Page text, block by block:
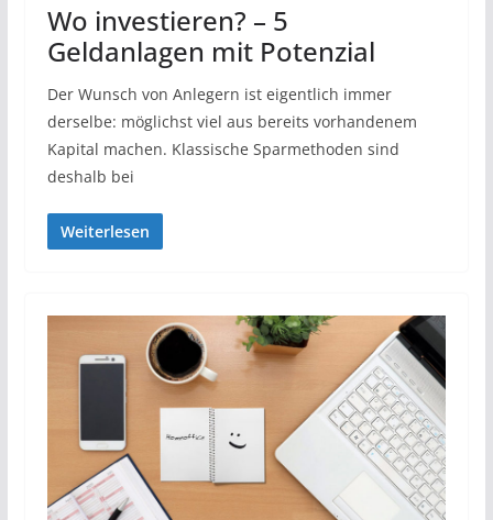
Wo investieren? – 5
Geldanlagen mit Potenzial
Der Wunsch von Anlegern ist eigentlich immer
derselbe: möglichst viel aus bereits vorhandenem
Kapital machen. Klassische Sparmethoden sind
deshalb bei
Weiterlesen